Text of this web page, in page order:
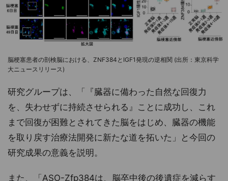
脳梗塞患者の剖検脳における、ZNF384とIGF1発現の逆相関 (出所：東京科学
大ニュースリリース)
研究グループは、「『臓器に備わった自然な回復力
を、失わせずに持続させられる』ことに成功し、これ
まで回復が困難とされてきた脳をはじめ、臓器の機能
を取り戻す治療法開発に新たな道を拓いた」と今回の
研究成果の意義を説明。
また、「ASO-Zfp384は、脳卒中後の後遺症を減らす